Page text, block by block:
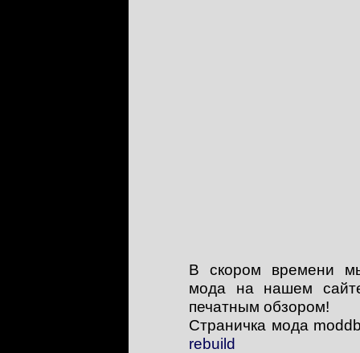
В скором времени
мода на нашем
печатным обзором!
Страничка мода
rebuild